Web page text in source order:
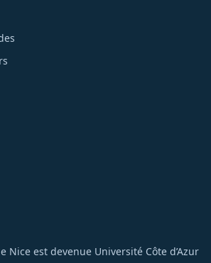
Nice est devenue Université Côte d’Azur